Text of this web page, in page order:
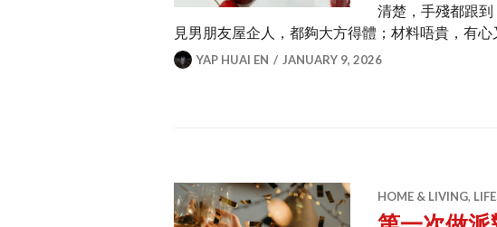
清楚，手殘都跟
見男朋友屋企人，都夠大方得體；材料唔貴，有心
YAP HUAI EN JANUARY 9, 2026
HOME & LIVING,